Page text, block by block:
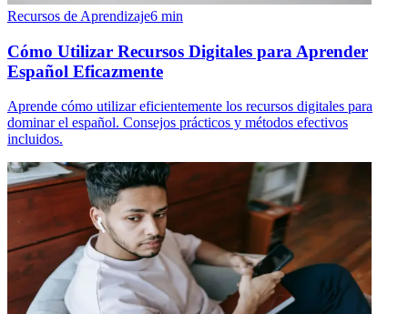
Recursos de Aprendizaje6 min
Cómo Utilizar Recursos Digitales para Aprender
Español Eficazmente
Aprende cómo utilizar eficientemente los recursos digitales para
dominar el español. Consejos prácticos y métodos efectivos
incluidos.